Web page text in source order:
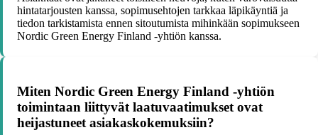
hintatarjousten kanssa, sopimusehtojen tarkkaa läpikäyntiä ja
tiedon tarkistamista ennen sitoutumista mihinkään sopimukseen
Nordic Green Energy Finland -yhtiön kanssa.
Miten Nordic Green Energy Finland -yhtiön
toimintaan liittyvät laatuvaatimukset ovat
heijastuneet asiakaskokemuksiin?